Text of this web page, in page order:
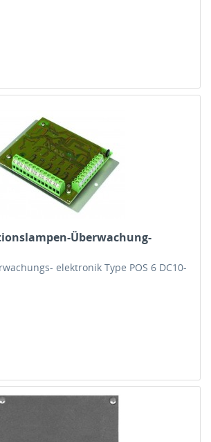
Überwachung-
elektronik Type POS 6 DC10-